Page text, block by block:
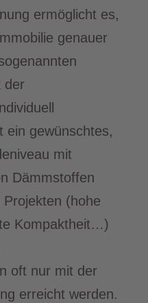
ermöglicht es,
genauer
der
ein gewünschtes,
mit
Dämmstoffen
(hohe
Kompaktheit…)
oft nur mit der
erreicht werden.